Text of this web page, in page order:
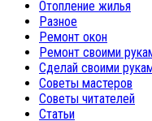
Отопление жилья
Разное
Ремонт окон
Ремонт своими
Сделай своими
Советы мастеров
Советы читателей
Статьи